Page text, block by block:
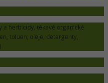
a herbicidy, těkavé organické
toluen, oleje, detergenty,